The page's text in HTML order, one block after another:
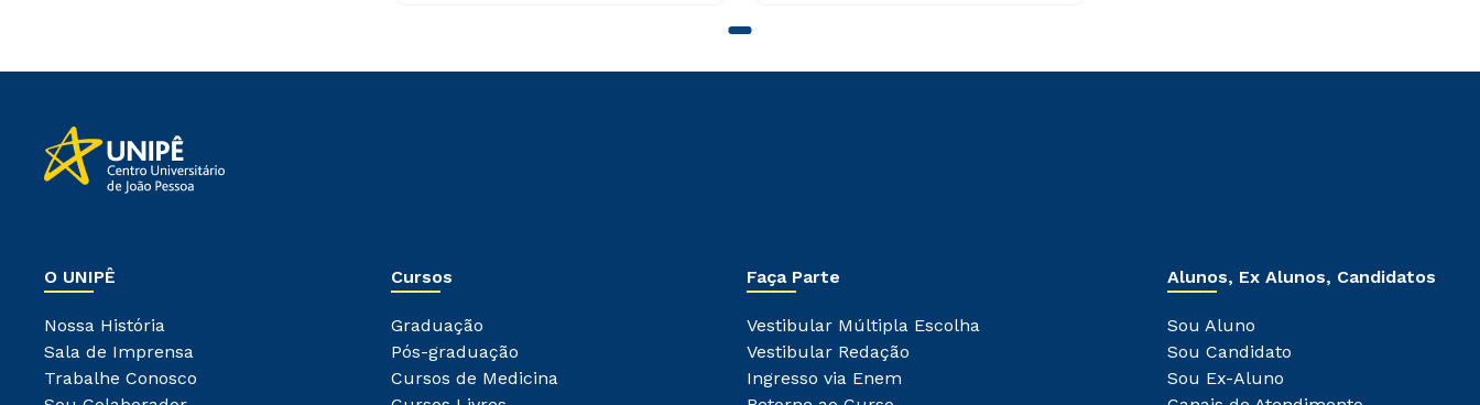
O UNIPÊ
Nossa História
Sala de Imprensa
Trabalhe Conosco
Cursos
Graduação
Pós-graduação
Cursos de Medicina
Faça Parte
Vestibular Múltipla Escolha
Vestibular Redação
Ingresso via Enem
Alunos, Ex Alunos, Candidatos
Sou Aluno
Sou Candidato
Sou Ex-Aluno